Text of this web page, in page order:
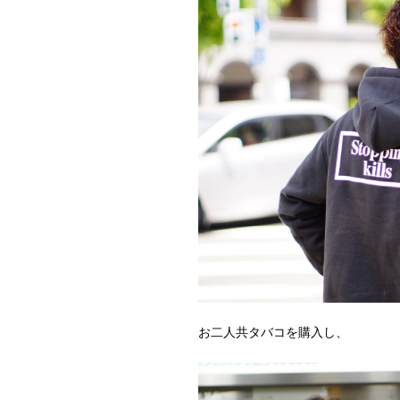
お二人共タバコを購入し、